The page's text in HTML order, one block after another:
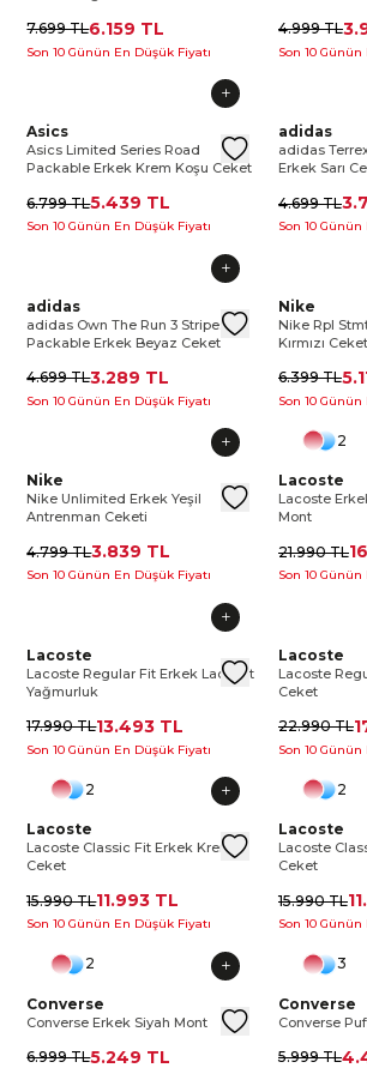
7.699 TL6.159 TL
Son 10 Günün En Düşük Fiyatı
4.999 TL
Son 10
Asics Limited Series Road Packable
Asics
Asics
Asics Limited Series Road
Packable Erkek Krem Koşu Ceket
6.799 TL5.439 TL
Son 10 Günün En Düşük Fiyatı
adidas
adidas
adidas
Erkek Sarı
4.699 TL
Son 10
adidas Own The Run 3 Stripes Packable
adidas
adidas
adidas Own The Run 3 Stripes
Packable Erkek Beyaz Ceket
4.699 TL3.289 TL
Son 10 Günün En Düşük Fiyatı
Nike Rpl
Nike
Nike Rpl
Kırmızı Ceket
6.399 TL
Son 10
Nike Unlimited Erkek Yeşil Antrenman
Nike
Nike
Nike Unlimited Erkek Yeşil
Antrenman Ceketi
4.799 TL3.839 TL
Son 10 Günün En Düşük Fiyatı
Lacoste
2
Lacoste
Lacoste
Mont
21.990 TL
Son 10
Lacoste Regular Fit Erkek Lacivert
Lacoste
Lacoste
Lacoste Regular Fit Erkek Lacivert
Yağmurluk
17.990 TL13.493 TL
Son 10 Günün En Düşük Fiyatı
Lacoste
Lacoste
Lacoste
Ceket
22.990 TL
Son 10
Lacoste Classic Fit Erkek Krem Ceket
Lacoste
2
Lacoste
Lacoste Classic Fit Erkek Krem
Ceket
15.990 TL11.993 TL
Son 10 Günün En Düşük Fiyatı
Lacoste
2
Lacoste
Lacoste
Ceket
15.990 TL
Son 10
Converse Erkek Siyah Mont Converse
2
Converse
Converse Erkek Siyah Mont
6.999 TL5.249 TL
Converse
3
Converse
Converse
5.999 TL